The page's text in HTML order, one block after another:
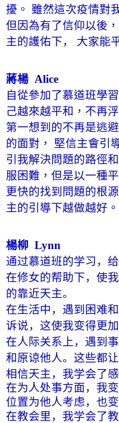
擾。 雖然這次疫情對
但因為有了信仰以後
主的護佑下，
大家能
蔣楊 Alice
自從參加了慕道班學習
己越來越平和，不再
第一想到的不再是逃
的面對，
堅信主會引
引我解決問題的路徑
服困難，但是以一種
更快的找到問題的根
主的引導下越做越好 。
楊柳 Lynn
通过慕道班的学习，
在修女的帮助下，使
的靠近天主。
在生活中，遇到困难
诉说，这使我变得更加
在人际关系上，遇到
和原谅他人。这些都
相信天主，我学会了感
在为人处事方面，我
位置为他人考虑，也
在教会里，我学会了